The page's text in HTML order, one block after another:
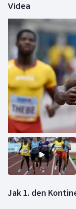
Videa
Jak 1. den